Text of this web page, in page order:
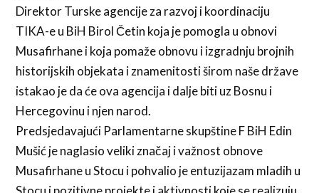
Direktor Turske agencije za razvoj i koordinaciju
TIKA-e u BiH Birol Četin koja je pomogla u obnovi
Musafirhane i koja pomaže obnovu i izgradnju brojnih
historijskih objekata i znamenitosti širom naše države
istakao je da će ova agencija i dalje biti uz Bosnu i
Hercegovinu i njen narod.
Predsjedavajući Parlamentarne skupštine F BiH Edin
Mušić je naglasio veliki značaj i važnost obnove
Musafirhane u Stocu i pohvalio je entuzijazam mladih u